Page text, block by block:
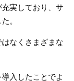
実しており、サ
。
なくさまざまな
入したことでよ